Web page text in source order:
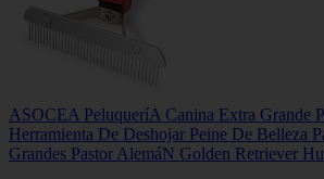
ASOCEA PeluqueríA Canina Extra Grande
Herramienta De Deshojar Peine De Belleza
Grandes Pastor AlemáN Golden Retriever